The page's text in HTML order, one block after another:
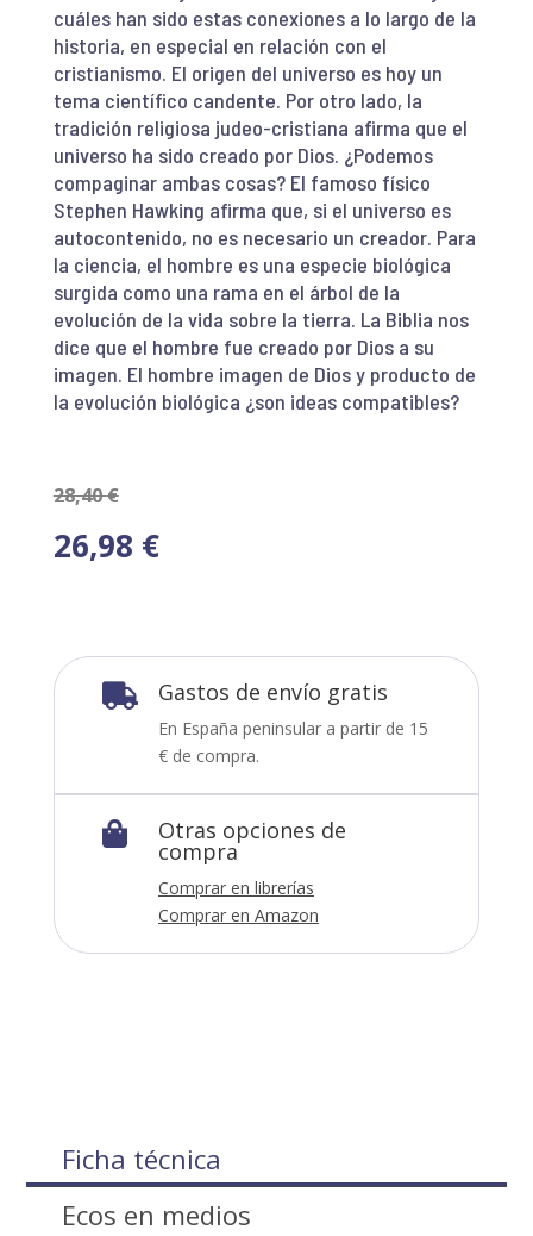
cuáles han sido estas conexiones a lo largo de la
historia, en especial en relación con el
cristianismo. El origen del universo es hoy un
tema científico candente. Por otro lado, la
tradición religiosa judeo-cristiana afirma que el
universo ha sido creado por Dios. ¿Podemos
compaginar ambas cosas? El famoso físico
Stephen Hawking afirma que, si el universo es
autocontenido, no es necesario un creador. Para
la ciencia, el hombre es una especie biológica
surgida como una rama en el árbol de la
evolución de la vida sobre la tierra. La Biblia nos
dice que el hombre fue creado por Dios a su
imagen. El hombre imagen de Dios y producto de
la evolución biológica ¿son ideas compatibles?
28,40€
26,98 €
 Gastos de envío gratis
En España peninsular a partir de 15
€ de compra.
 Otras opciones de
compra
Comprar en librerías
Comprar en Amazon
Ficha técnica
Ecos en medios